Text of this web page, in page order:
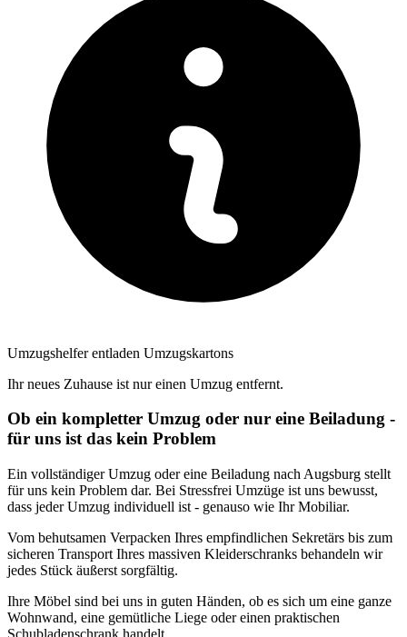
Umzugshelfer entladen Umzugskartons
Ihr neues Zuhause ist nur einen Umzug entfernt.
Ob ein kompletter Umzug oder nur eine Beiladung -
für uns ist das kein Problem
Ein vollständiger Umzug oder eine Beiladung nach Augsburg stellt
für uns kein Problem dar. Bei Stressfrei Umzüge ist uns bewusst,
dass jeder Umzug individuell ist - genauso wie Ihr Mobiliar.
Vom behutsamen Verpacken Ihres empfindlichen Sekretärs bis zum
sicheren Transport Ihres massiven Kleiderschranks behandeln wir
jedes Stück äußerst sorgfältig.
Ihre Möbel sind bei uns in guten Händen, ob es sich um eine ganze
Wohnwand, eine gemütliche Liege oder einen praktischen
Schubladenschrank handelt.